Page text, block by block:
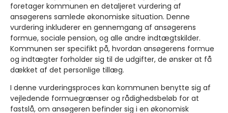
foretager kommunen en detaljeret vurdering af
ansøgerens samlede økonomiske situation. Denne
vurdering inkluderer en gennemgang af ansøgerens
formue, sociale pension, og alle andre indtægtskilder.
Kommunen ser specifikt på, hvordan ansøgerens formue
og indtægter forholder sig til de udgifter, de ønsker at få
dækket af det personlige tillæg.
I denne vurderingsproces kan kommunen benytte sig af
vejledende formuegrænser og rådighedsbeløb for at
fastslå, om ansøgeren befinder sig i en økonomisk